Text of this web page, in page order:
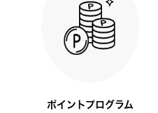
ポイントプログラム